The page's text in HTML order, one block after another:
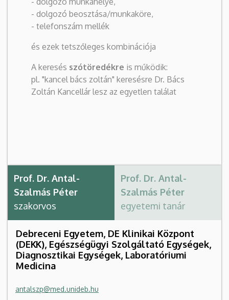
- dolgozó beosztása/munkaköre,
- telefonszám mellék
és ezek tetszőleges kombinációja
A keresés szótöredékre is működik:
pl. "kancel bács zoltán" keresésre Dr. Bács
Zoltán Kancellár lesz az egyetlen találat
Prof. Dr. Antal-
Szalmás Péter
szakorvos
Prof. Dr. Antal-
Szalmás Péter
egyetemi tanár
Debreceni Egyetem, DE Klinikai Központ
(DEKK), Egészségügyi Szolgáltató Egységek,
Diagnosztikai Egységek, Laboratóriumi
Medicina
antalszp@med.unideb.hu